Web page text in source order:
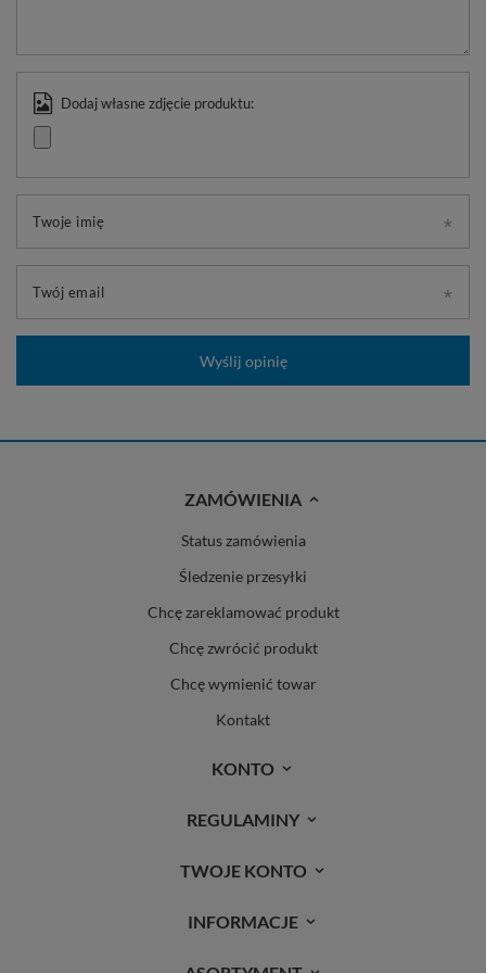
Dodaj własne zdjęcie produktu:
Twoje imię
Twój email
Wyślij opinię
ZAMÓWIENIA
Status zamówienia
Śledzenie przesyłki
Chcę zareklamować produkt
Chcę zwrócić produkt
Chcę wymienić towar
Kontakt
KONTO
REGULAMINY
TWOJE KONTO
INFORMACJE